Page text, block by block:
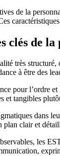
de la
clés de
très
à être des
pour l’ordre
et tangibles
dans
clair et
les